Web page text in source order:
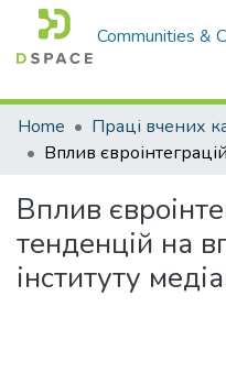
Communities &
Home
Праці вчених
Вплив
тенденцій на
інституту